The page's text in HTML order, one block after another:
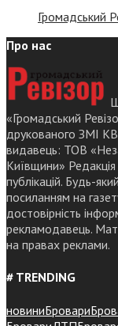
Громадський
Про нас
«Громадський
друкованого ЗМІ
видавець: ТОВ
Київщини»
публікацій. Будь-
посиланням на
достовірність
рекламодавець.
на правах реклами.
# TRENDING
новиниБровари